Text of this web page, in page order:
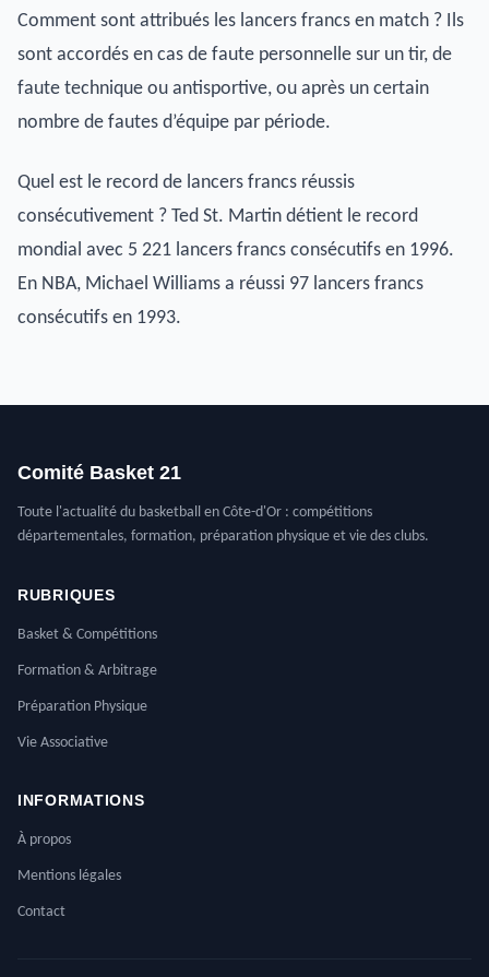
Comment sont attribués les lancers francs en match ? Ils
sont accordés en cas de faute personnelle sur un tir, de
faute technique ou antisportive, ou après un certain
nombre de fautes d’équipe par période.
Quel est le record de lancers francs réussis
consécutivement ? Ted St. Martin détient le record
mondial avec 5 221 lancers francs consécutifs en 1996.
En NBA, Michael Williams a réussi 97 lancers francs
consécutifs en 1993.
Comité Basket 21
Toute l'actualité du basketball en Côte-d'Or : compétitions
départementales, formation, préparation physique et vie des clubs.
RUBRIQUES
Basket & Compétitions
Formation & Arbitrage
Préparation Physique
Vie Associative
INFORMATIONS
À propos
Mentions légales
Contact